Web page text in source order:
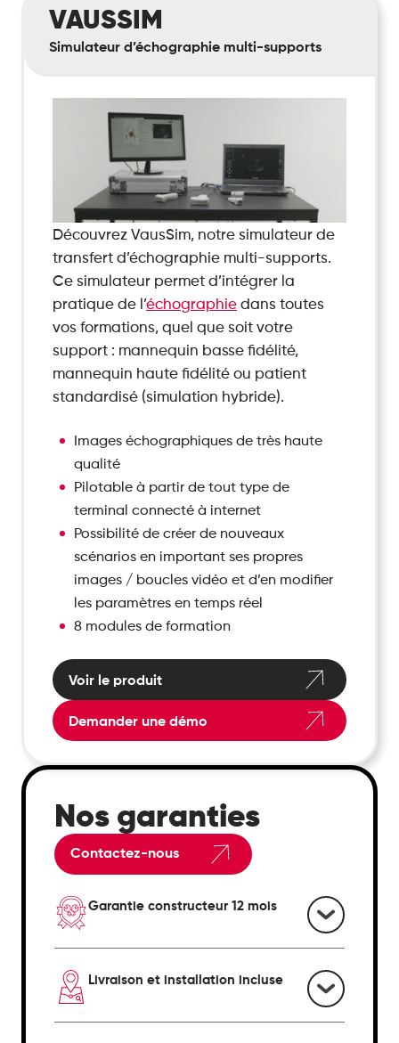
VAUSSIM
Simulateur d’échographie multi-supports
Découvrez VausSim, notre simulateur de
transfert d’échographie multi-supports.
Ce simulateur permet d’intégrer la
pratique de l’échographie dans toutes
vos formations, quel que soit votre
support : mannequin basse fidélité,
mannequin haute fidélité ou patient
standardisé (simulation hybride).
Images échographiques de très haute
qualité
Pilotable à partir de tout type de
terminal connecté à internet
Possibilité de créer de nouveaux
scénarios en important ses propres
images / boucles vidéo et d’en modifier
les paramètres en temps réel
8 modules de formation
Voir le produit
Demander une démo
Nos garanties
Contactez-nous
Garantie constructeur 12 mois
Livraison et installation incluse